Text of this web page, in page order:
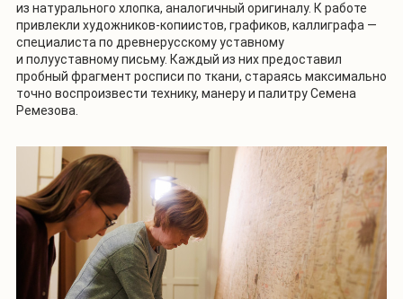
из натурального хлопка, аналогичный оригиналу. К работе
привлекли художников-копиистов, графиков, каллиграфа —
специалиста по древнерусскому уставному
и полууставному письму. Каждый из них предоставил
пробный фрагмент росписи по ткани, стараясь максимально
точно воспроизвести технику, манеру и палитру Семена
Ремезова.